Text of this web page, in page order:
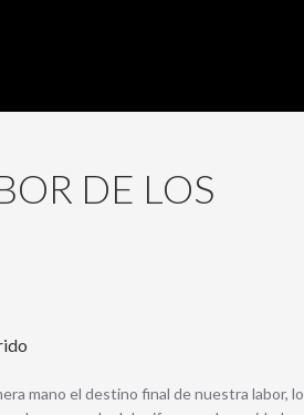
DE LOS
mano el destino final de nuestra labor, lo